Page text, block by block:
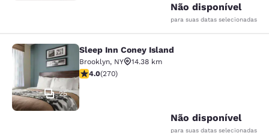
Não disponível
para suas datas selecionadas
Sleep Inn Coney Island
25
Sleep Inn Coney Island
Brooklyn, NY
14.38 km
classificação 4.01 estrelas. Muito bom. 270 avaliações
4.0(270)
Não disponível
para suas datas selecionadas